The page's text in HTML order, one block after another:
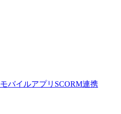
モバイルアプリ SCORM連携